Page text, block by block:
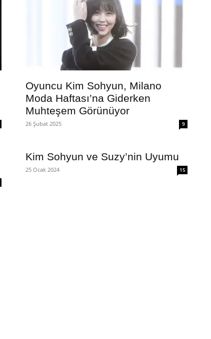
Oyuncu Kim Sohyun, Milano
Moda Haftası’na Giderken
Muhteşem Görünüyor
26 Şubat 2025 9
Kim Sohyun ve Suzy’nin Uyumu
25 Ocak 2024 15